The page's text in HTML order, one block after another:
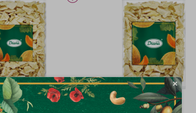
Cantaloup-Melonescheiben
×